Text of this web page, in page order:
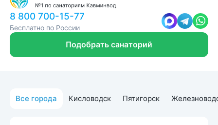
8 800 700-15-77
Бесплатно по России
Подобрать санаторий
Все города Кисловодск Пятигорск